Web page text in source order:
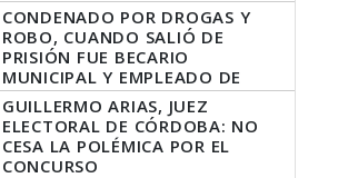
CONDENADO POR DROGAS Y
ROBO, CUANDO SALIÓ DE
PRISIÓN FUE BECARIO
MUNICIPAL Y EMPLEADO DE
SENAF
GUILLERMO ARIAS, JUEZ
ELECTORAL DE CÓRDOBA: NO
CESA LA POLÉMICA POR EL
CONCURSO